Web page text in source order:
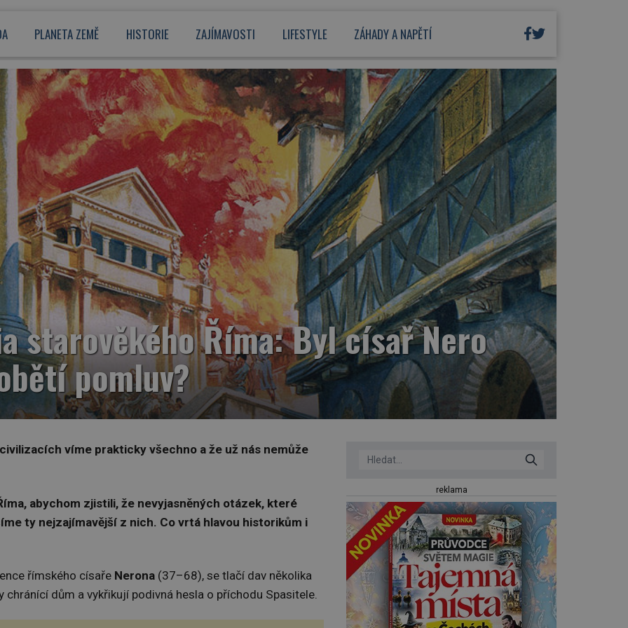
PLANETA ZEMĚ HISTORIE ZAJÍMAVOSTI LIFESTYLE ZÁHADY A NAPĚTÍ
starověkého Říma: Byl císař Nero
pomluv?
víme prakticky všechno a že už nás nemůže
abychom zjistili, že nevyjasněných otázek, které
ty nejzajímavější z nich. Co vrtá hlavou historikům i
římského císaře Nerona (37–68), se tlačí dav několika
dům a vykřikují podivná hesla o příchodu Spasitele.
reklama